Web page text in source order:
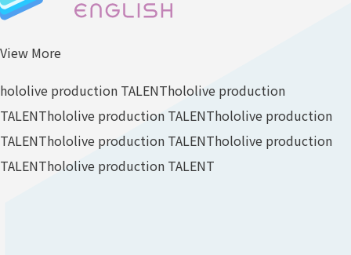
View More
hololive production TALENThololive production
TALENThololive production TALENThololive production
TALENThololive production TALENThololive production
TALENThololive production TALENT